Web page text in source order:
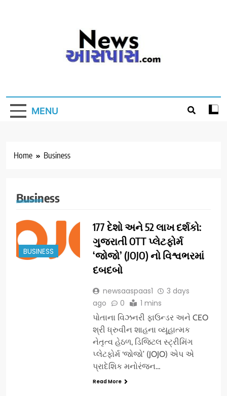
MENU
Home Business
Business
BUSINESS
177 દેશો અને 52 લાખ દર્શકો:
ગુજરાતી OTT પ્લેટફોર્મ
‘જોજો’ (JOJO) નો વિશ્વભરમાં
દબદબો
newsaaspaas1
3 days
ago
0 1 mins
પોતાના વિઝનરી ફાઉન્ડર અને CEO
શ્રી ધ્રુવીન શાહના વ્યૂહાત્મક
નેતૃત્વ હેઠળ, ડિજિટલ સ્ટ્રીમિંગ
પ્લેટફોર્મ ‘જોજો’ (JOJO) એપ એ
પ્રાદેશિક મનોરંજન…
Read More